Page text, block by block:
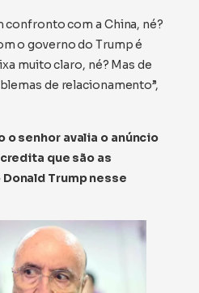
confronto com a China, né?
o governo do Trump é
muito claro, né? Mas de
de relacionamento”,
o senhor avalia o anúncio
que são as
Trump nesse